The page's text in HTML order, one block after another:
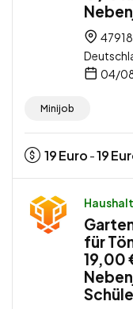
04/
Minijob
19Euro -19
Haushalt
für
19,00